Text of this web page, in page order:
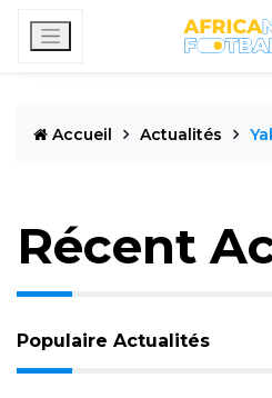
Accueil Actualités
Récent
Populaire Actualités